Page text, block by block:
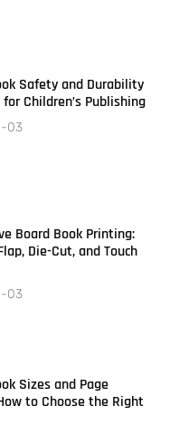
Safety and Durability
Children’s Publishing
03
Board Book Printing:
Die-Cut, and Touch
03
Sizes and Page
to Choose the Right